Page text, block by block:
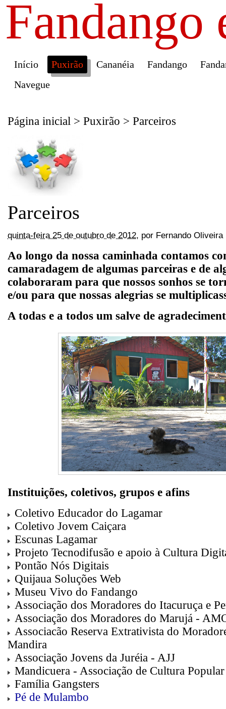
Fandango
Início Puxirão Cananéia Fandango
Navegue
Página inicial > Puxirão > Parceiros
Parceiros
quinta-feira 25 de outubro de 2012, por Fernando Oliveira
Ao longo da nossa caminhada contamos
camaradagem de algumas parceiras e de
colaboraram para que nossos sonhos se
e/ou para que nossas alegrias se
A todas e a todos um salve de
Instituições, coletivos, grupos e afins
Coletivo Educador do Lagamar
Coletivo Jovem Caiçara
Escunas Lagamar
Projeto Tecnodifusão e apoio à Cultura
Pontão Nós Digitais
Quijaua Soluções Web
Museu Vivo do Fandango
Associação dos Moradores do Itacuruça e
Associação dos Moradores do Marujá -
Associacão Reserva Extrativista do
Mandira
Associação Jovens da Juréia - AJJ
Mandicuera - Associação de Cultura Popular
Família Gangsters
Pé de Mulambo